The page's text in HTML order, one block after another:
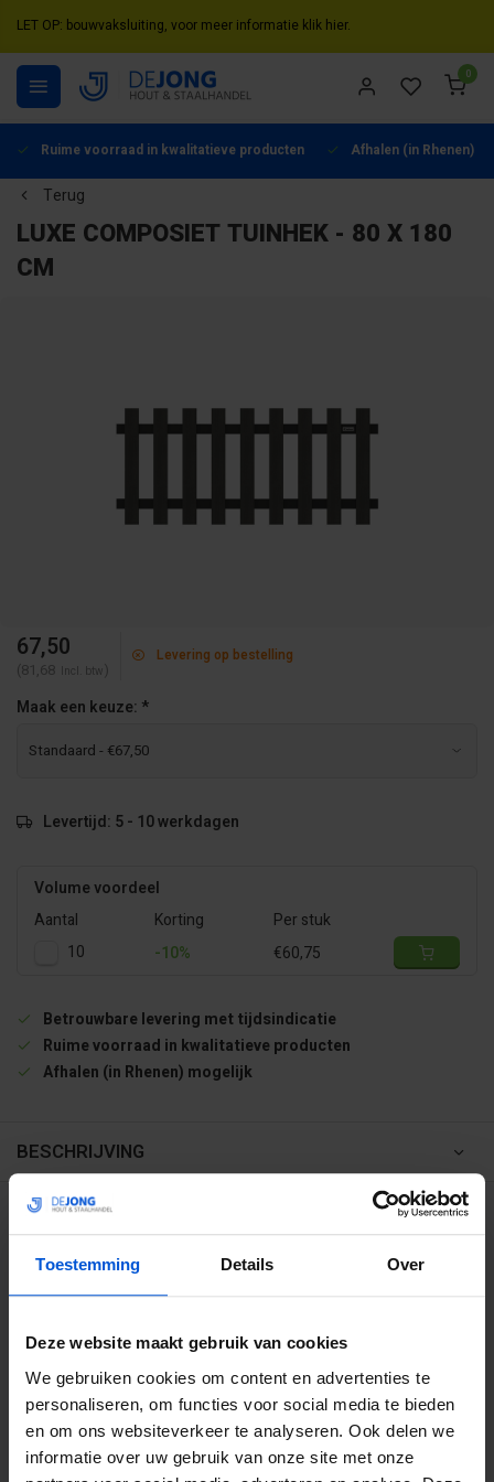
Toestemming Details Over
Deze website maakt gebruik van cookies
We gebruiken cookies om content en advertenties te
personaliseren, om functies voor social media te bieden
en om ons websiteverkeer te analyseren. Ook delen we
informatie over uw gebruik van onze site met onze
LET OP: bouwvaksluiting, voor meer informatie klik hier.
0
Ruime voorraad in kwalitatieve producten Afhalen (in Rhenen)
Terug
LUXE COMPOSIET TUINHEK - 80 X 180
CM
67,50
(81,68 Incl. btw )
Levering op bestelling
Maak een keuze: *
Levertijd: 5 - 10 werkdagen
Volume voordeel
Aantal
Korting
Per stuk
10
-10% €60,75
Betrouwbare levering met tijdsindicatie
Ruime voorraad in kwalitatieve producten
Afhalen (in Rhenen) mogelijk
BESCHRIJVING
WIJ HELPEN JE GRAAG
0317 358 228
info@dejonghandelsonderneming.nl
3194 klanten geven ons een 9.1 op